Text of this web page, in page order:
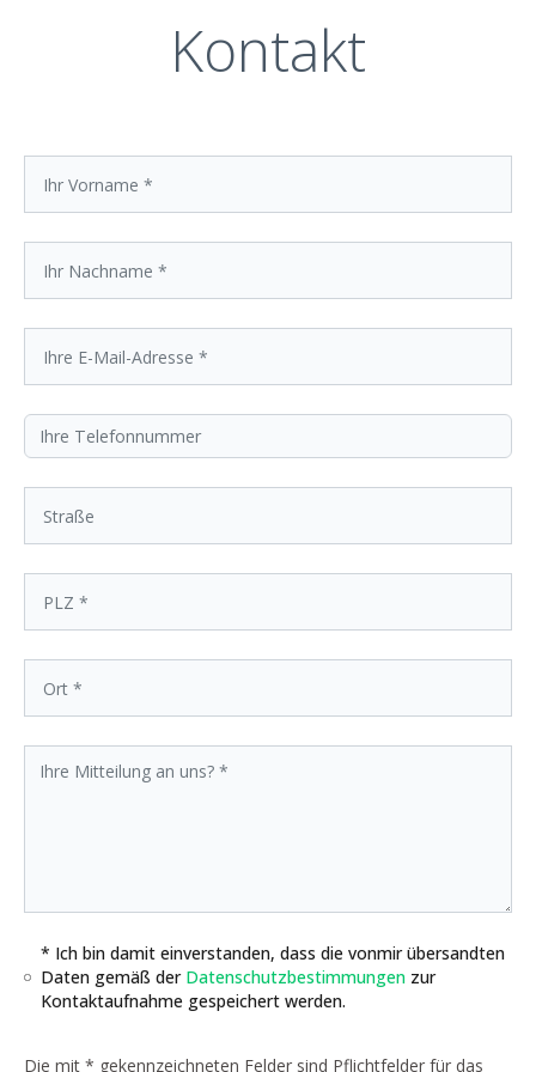
Kontakt
* Ich bin damit einverstanden, dass die vonmir übersandten
Daten gemäß der Datenschutzbestimmungen zur
Kontaktaufnahme gespeichert werden.
Die mit * gekennzeichneten Felder sind Pflichtfelder für das